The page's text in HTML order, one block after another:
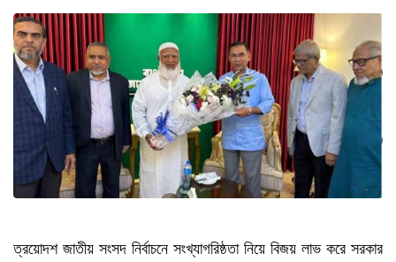
ত্রয়োদশ জাতীয় সংসদ নির্বাচনে সংখ্যাগরিষ্ঠতা নিয়ে বিজয় লাভ করে সরকার